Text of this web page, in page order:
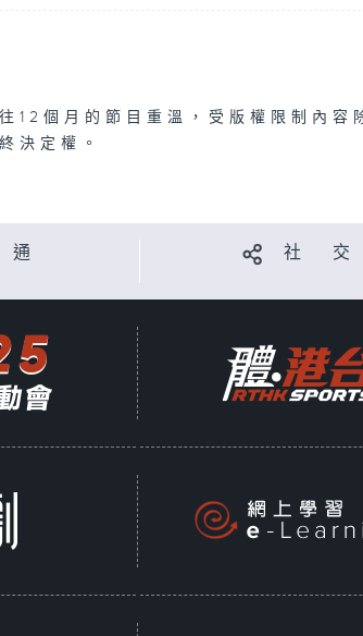
12個月的節目重溫，受版權限制內容
決定權。
社 交